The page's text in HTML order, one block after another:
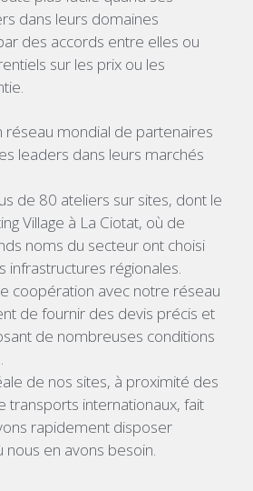
dans leurs domaines
des accords entre elles ou
sur les prix ou les
réseau mondial de partenaires
leaders dans leurs marchés
de 80 ateliers sur sites, dont le
Village à La Ciotat, où de
noms du secteur ont choisi
infrastructures régionales.
coopération avec notre réseau
de fournir des devis précis et
de nombreuses conditions
de nos sites, à proximité des
transports internationaux, fait
rapidement disposer
nous en avons besoin.